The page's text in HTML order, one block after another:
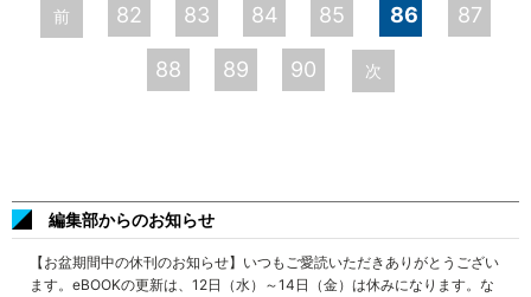
前 82 83 84 85 86 87
88 89 90 次
編集部からのお知らせ
【お盆期間中の休刊のお知らせ】いつもご愛読いただきありがとうござい
ます。eBOOKの更新は、12日（水）～14日（金）は休みになります。な